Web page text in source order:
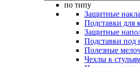
по типу
Защитные
Подставки для
Защитные
Подставки под
Полезные
Чехлы к